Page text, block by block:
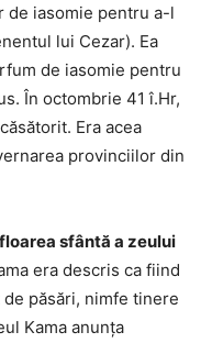
de iasomie pentru a-l
lui Cezar). Ea
de iasomie pentru
În octombrie 41 î.Hr,
Era acea
provinciilor din
floarea sfântă a zeului
era descris ca fiind
păsări, nimfe tinere
Kama anunța